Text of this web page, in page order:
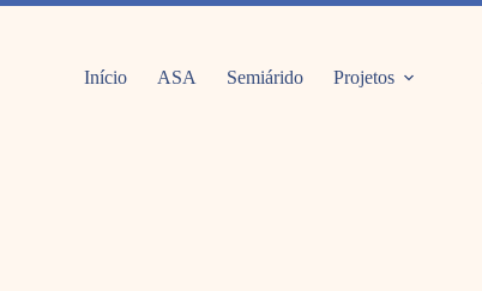
Início ASA Semiárido Projetos